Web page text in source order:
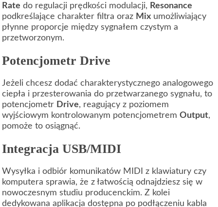
Rate do regulacji prędkości modulacji, Resonance
podkreślające charakter filtra oraz Mix umożliwiający
płynne proporcje między sygnałem czystym a
przetworzonym.
Potencjometr Drive
Jeżeli chcesz dodać charakterystycznego analogowego
ciepła i przesterowania do przetwarzanego sygnału, to
potencjometr Drive, reagujący z poziomem
wyjściowym kontrolowanym potencjometremOutput,
pomoże to osiągnąć.
Integracja USB/MIDI
Wysyłka i odbiór komunikatów MIDI z klawiatury czy
komputera sprawia, że z łatwością odnajdziesz się w
nowoczesnym studiu producenckim. Z kolei
dedykowana aplikacja dostępna po podłączeniu kabla